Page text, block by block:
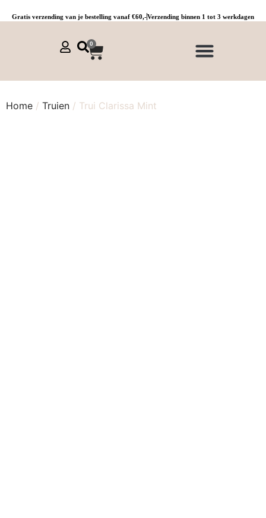
Gratis verzending van je bestelling vanaf €60,-Verzending binnen 1 tot 3 werkdagen
0
Home / Truien / Trui Clarissa Mint